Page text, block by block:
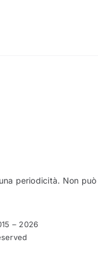
periodicità. Non
– 2026